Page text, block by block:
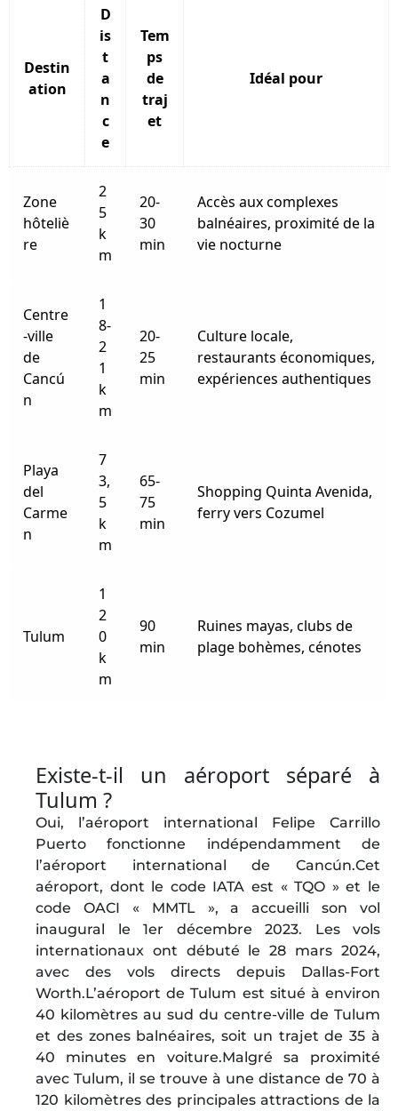
Destin
ation
D
is
t
a
n
c
e
Tem
ps
de
traj
et
Idéal pour
Zone
hôteliè
re
2
5
k
m
20-
30
min
Accès aux complexes
balnéaires, proximité de la
vie nocturne
Centre
-ville
de
Cancú
n
1
8-
2
1
k
m
20-
25
min
Culture locale,
restaurants économiques,
expériences authentiques
Playa
del
Carme
n
7
3,
5
k
m
65-
75
min
Shopping Quinta Avenida,
ferry vers Cozumel
Tulum
1
2
0
k
m
90
min
Ruines mayas, clubs de
plage bohèmes, cénotes
Existe-t-il un aéroport séparé à
Tulum ?
Oui, l’aéroport international Felipe Carrillo
Puerto fonctionne indépendamment de
l’aéroport international de Cancún.Cet
aéroport, dont le code IATA est « TQO » et le
code OACI « MMTL », a accueilli son vol
inaugural le 1er décembre 2023. Les vols
internationaux ont débuté le 28 mars 2024,
avec des vols directs depuis Dallas-Fort
Worth.L’aéroport de Tulum est situé à environ
40 kilomètres au sud du centre-ville de Tulum
et des zones balnéaires, soit un trajet de 35 à
40 minutes en voiture.Malgré sa proximité
avec Tulum, il se trouve à une distance de 70 à
120 kilomètres des principales attractions de la